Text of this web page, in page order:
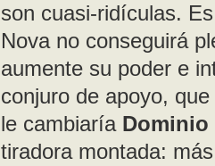
son cuasi-ridículas.
Nova no conseguirá
aumente su poder e
conjuro de apoyo,
le cambiaría Dominio
tiradora montada: